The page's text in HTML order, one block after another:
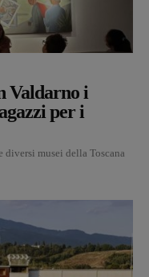
Valdarno i
per i
diversi musei della Toscana